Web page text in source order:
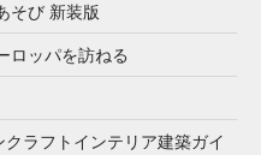
そび 新装版
ロッパを訪ねる
ラフトインテリア建築ガイ